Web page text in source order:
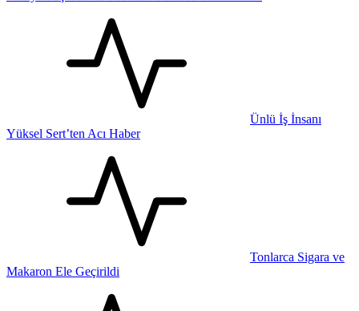
Ünlü İş İnsanı
Yüksel Sert’ten Acı Haber
Tonlarca Sigara ve
Makaron Ele Geçirildi